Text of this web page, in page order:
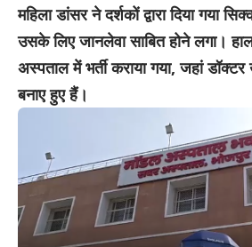
महिला डांसर ने दर्शकों द्वारा दिया गया
उसके लिए जानलेवा साबित होने लगा।
अस्पताल में भर्ती कराया गया, जहां
बनाए हुए हैं।